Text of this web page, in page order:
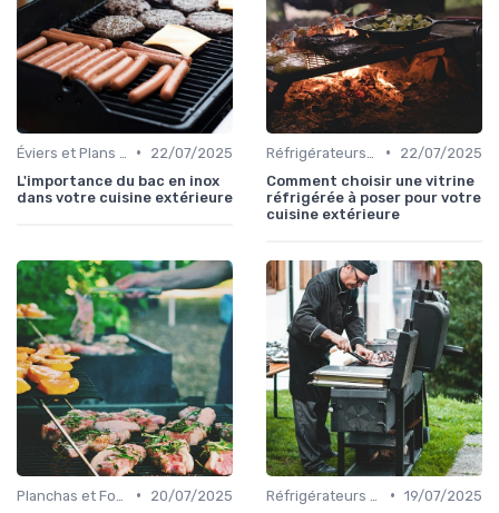
•
22/07/2025
L'importance du bac en inox
dans votre cuisine extérieure
•
22/07/2025
Comment choisir une vitrine
réfrigérée à poser pour votre
cuisine extérieure
•
20/07/2025
• 19/07/2025